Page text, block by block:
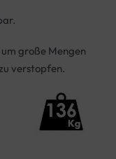
große Mengen
verstopfen.